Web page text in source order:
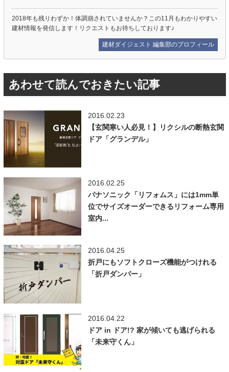
2018年も残りわずか！体調崩されていませんか？この11月もわかりやすい
建材情報を発信します！リクエストもお待ちしております♪
建材ダイジェスト 編集部のプロフィール
あわせて読んでおきたい記事
2016.02.23
【玄関寒い人必見！】リクシルの断熱玄関
ドア「グランデル」
2016.02.25
パナソニック「リフォムス」には1mm単
位でサイズオーダーできるリフォーム専用
室内...
2016.04.25
折戸にもソフトクローズ機能がつけれる
「折戸ダンパー」
2016.04.22
ドア in ドア!? 家が傾いても逃げられる
「未来守くん」